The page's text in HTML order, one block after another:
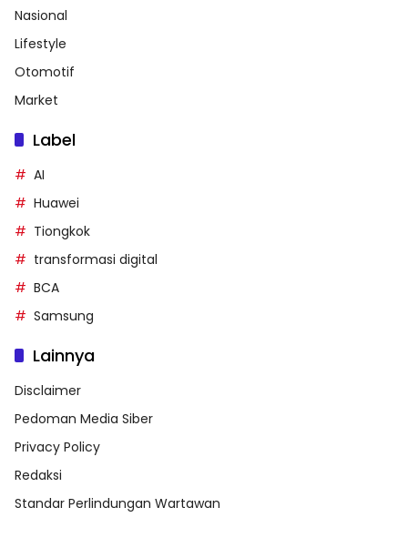
Nasional
Lifestyle
Otomotif
Market
Label
AI
Huawei
Tiongkok
transformasi digital
BCA
Samsung
Lainnya
Disclaimer
Pedoman Media Siber
Privacy Policy
Redaksi
Standar Perlindungan Wartawan